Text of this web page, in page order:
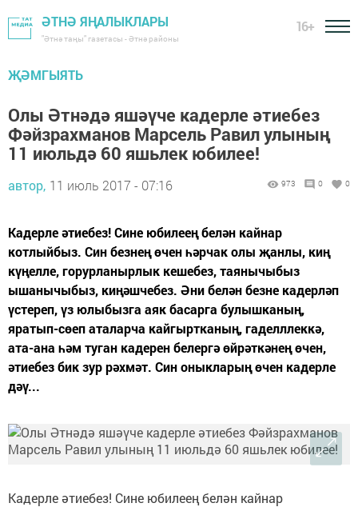
ӘТНӘ ЯҢАЛЫКЛАРЫ
"Әтнә таңы" газетасы - Әтнә районы
16+
ҖӘМГЫЯТЬ
Олы Әтнәдә яшәүче кадерле әтиебез
Фәйзрахманов Марсель Равил улының
11 июльдә 60 яшьлек юбилее!
автор, 11 июль 2017 - 07:16 973 0 0
Кадерле әтиебез! Сине юбилеең белән кайнар
котлыйбыз. Син безнең өчен һәрчак олы җанлы, киң
күңелле, горурланырлык кешебез, таянычыбыз
ышанычыбыз, киңәшчебез. Әни белән безне кадерләп
үстереп, үз юлыбызга аяк басарга булышканың,
яратып-сөеп аталарча кайгыртканың, гаделллеккә,
ата-ана һәм туган кадерен белергә өйрәткәнең өчен,
әтиебез бик зур рәхмәт. Син оныкларың өчен кадерле
дәү...
Кадерле әтиебез! Сине юбилеең белән кайнар